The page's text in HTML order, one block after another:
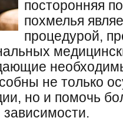
посторонняя
похмелья
процедурой,
не только
но и помочь
зависимости.